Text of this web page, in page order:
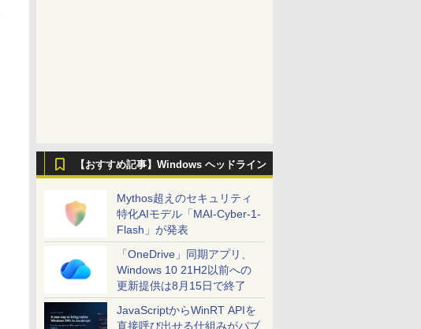
【おすすめ記事】Windows ヘッドライン
Mythos超えのセキュリティ
特化AIモデル「MAI-Cyber-1-
Flash」が発表
「OneDrive」同期アプリ、
Windows 10 21H2以前への
更新提供は8月15日で終了
JavaScriptからWinRT APIを
直接呼び出せる仕組みがパブ